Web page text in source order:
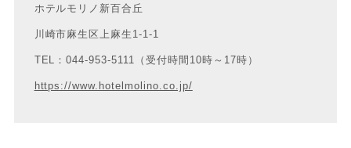
ホテルモリノ新百合丘
川崎市麻生区上麻生1-1-1
TEL：044-953-5111（受付時間10時～17時）
https://www.hotelmolino.co.jp/